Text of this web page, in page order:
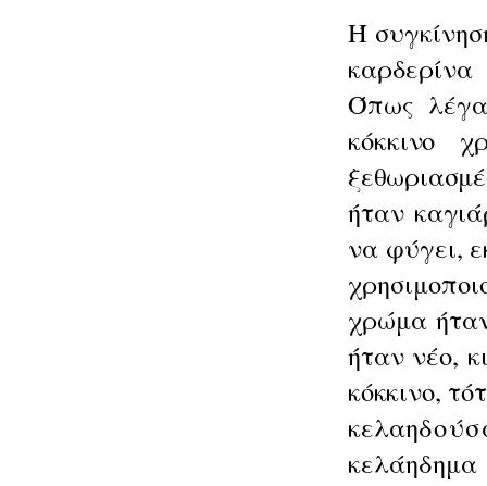
Ή
Όπως
κόκκινο
ξεθωριασμέ
ήταν καγιά­
να φύγει,
χρησιμο­
χρώμα
ήταν νέο,
κόκκινο, τό
κελαη
κελάηδημα